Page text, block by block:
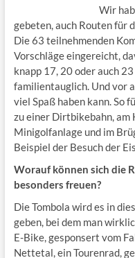
Wir
gebeten, auch Routen für
Die 63 teilnehmenden
Vorschläge eingereicht,
knapp 17, 20 oder auch
familientauglich. Und vor
viel Spaß haben kann. So
zu einer Dirtbikebahn, am
Minigolfanlage und im
Beispiel der Besuch der
Worauf können sich die
besonders freuen?
Die Tombola wird es in
geben, bei dem man
E-Bike, gesponsert vom
Nettetal, ein Tourenrad,